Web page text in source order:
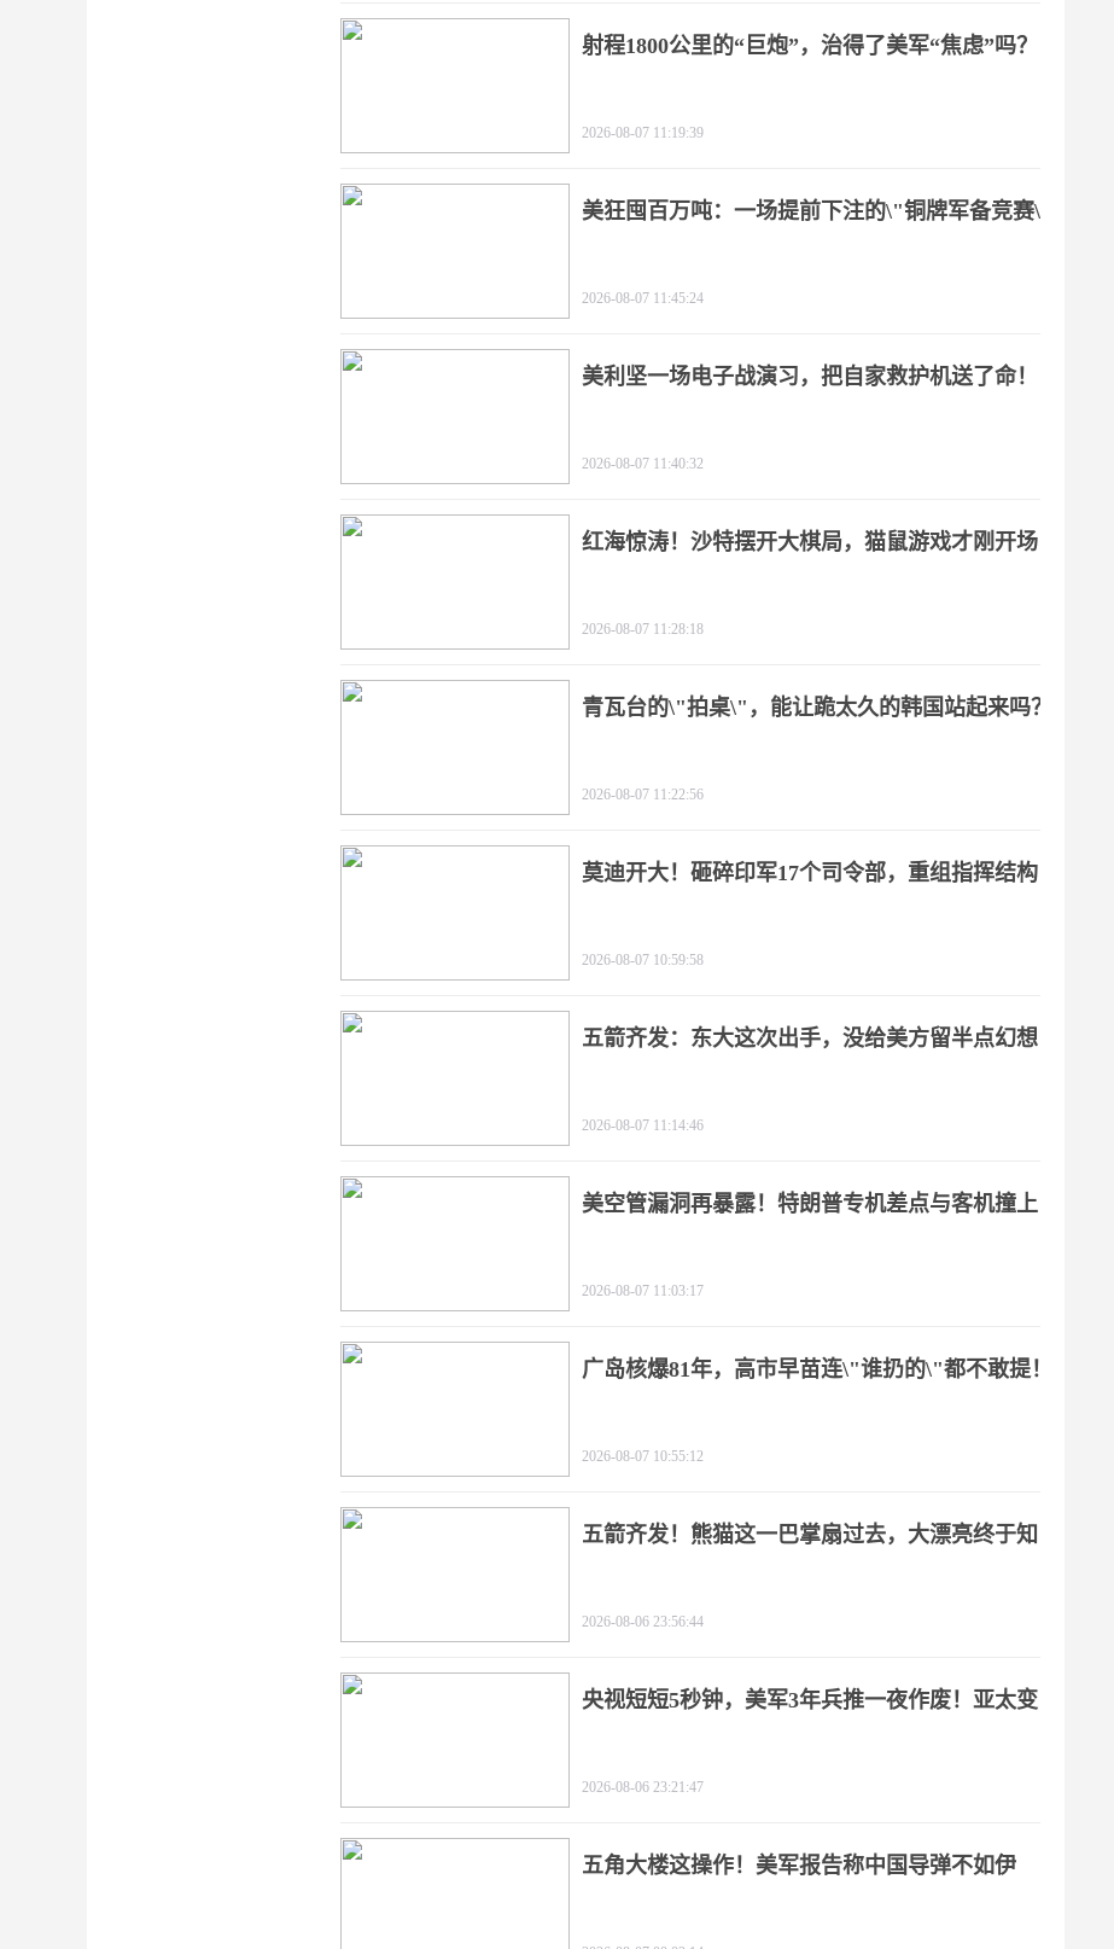
射程1800公里的“巨炮”，治得了美军“焦虑”吗？
2026-08-07 11:19:39
美狂囤百万吨：一场提前下注的\"铜牌军备竞赛\"
2026-08-07 11:45:24
美利坚一场电子战演习，把自家救护机送了命！
2026-08-07 11:40:32
红海惊涛！沙特摆开大棋局，猫鼠游戏才刚开场
2026-08-07 11:28:18
青瓦台的\"拍桌\"，能让跪太久的韩国站起来吗？
2026-08-07 11:22:56
莫迪开大！砸碎印军17个司令部，重组指挥结构
2026-08-07 10:59:58
五箭齐发：东大这次出手，没给美方留半点幻想
2026-08-07 11:14:46
美空管漏洞再暴露！特朗普专机差点与客机撞上
2026-08-07 11:03:17
广岛核爆81年，高市早苗连\"谁扔的\"都不敢提！
2026-08-07 10:55:12
五箭齐发！熊猫这一巴掌扇过去，大漂亮终于知
2026-08-06 23:56:44
央视短短5秒钟，美军3年兵推一夜作废！亚太变
2026-08-06 23:21:47
五角大楼这操作！美军报告称中国导弹不如伊